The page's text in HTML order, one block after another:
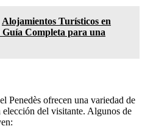
Alojamientos Turísticos en
Completa para una
Penedès ofrecen una variedad de
del visitante. Algunos de